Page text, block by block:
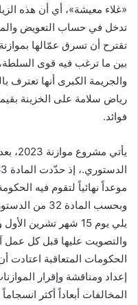
«غلاء معيشة»، أي أن هذه
تدخل في حساب التعويض
تقترح أن تسرق عمّالها
بين ما ترغب فيه قوى
والجريمة الكبرى أنها تعترف
فوائد.
يأتي
موعداً نهائياً لتقوم فيه
وبحسب المادة
يلي يوم 15 شهر
والتصويت عليها قبل كل عمل
الحكومات المتعاقبة اعتادت
إعداد ومناقشة وإقرار
المخالفات أبعاداً أكثر